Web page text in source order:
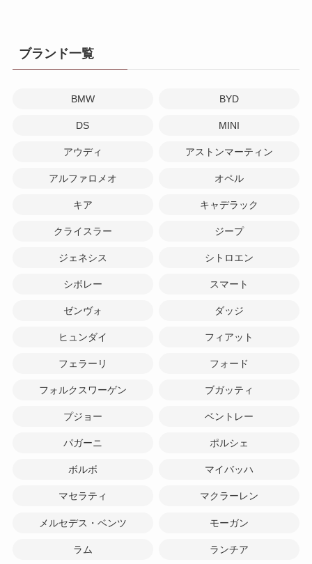
ブランド一覧
BMW BYD
DS MINI
アウディ アストンマーティン
アルファロメオ オペル
キア キャデラック
クライスラー ジープ
ジェネシス シトロエン
シボレー スマート
ゼンヴォ ダッジ
ヒュンダイ フィアット
フェラーリ フォード
フォルクスワーゲン ブガッティ
プジョー ベントレー
パガーニ ポルシェ
ボルボ マイバッハ
マセラティ マクラーレン
メルセデス・ベンツ モーガン
ラム ランチア